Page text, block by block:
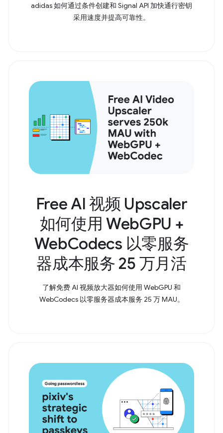
adidas 如何通过条件创建和 Signal API 加快通行密钥
采用速度并提高可靠性。
Free AI 视频 Upscaler
如何使用 WebGPU +
WebCodecs 以零服务
器成本服务 25 万月活
了解免费 AI 视频放大器如何使用 WebGPU 和
WebCodecs 以零服务器成本服务 25 万 MAU。